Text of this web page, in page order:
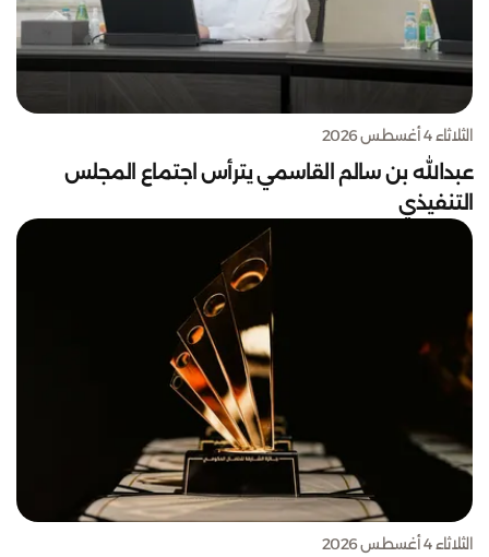
الثلاثاء 4 أغسطس 2026
عبدالله بن سالم القاسمي يترأس اجتماع المجلس
التنفيذي
الثلاثاء 4 أغسطس 2026